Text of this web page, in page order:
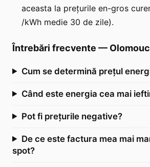
aceasta la prețurile en-gros
/kWh medie 30 de zile).
Întrebări frecvente — Olomouc
Cum se determină prețul
Când este energia cea mai
Pot fi prețurile negative?
De ce este factura mea mai
spot?